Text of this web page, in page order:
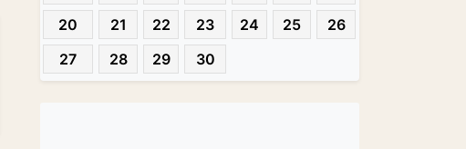
20
21 22 23 24 25
26
27
28 29 30